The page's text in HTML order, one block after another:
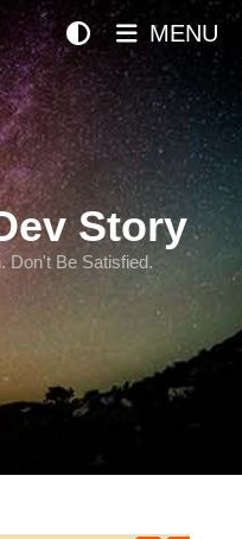
Story
Don't Be Satisfied.
MENU